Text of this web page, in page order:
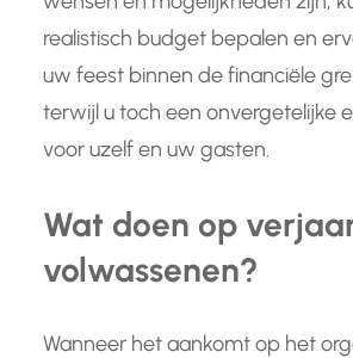
realistisch budget bepalen en
uw feest binnen de financiële
terwijl u toch een onvergetelijke
voor uzelf en uw gasten.
Wat doen op
volwassenen?
Wanneer het aankomt op het